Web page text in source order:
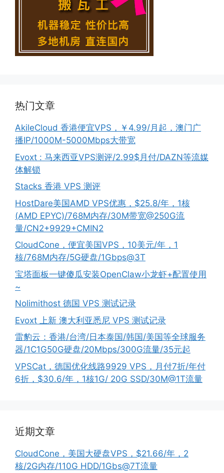
热门文章
AkileCloud 香港便宜VPS，￥4.99/月起，澳门广
播IP/1000M-5000Mbps大带宽
Evoxt : 马来西亚VPS测评/2.99$月付/DAZN等流媒
体解锁
Stacks 香港 VPS 测评
HostDare美国AMD VPS优惠，$25.8/年，1核
(AMD EPYC)/768M内存/30M带宽@250G流
量/CN2+9929+CMIN2
CloudCone，便宜美国VPS，10美元/年，1
核/768M内存/5G硬盘/1Gbps@3T
宝塔面板一键傻瓜安装OpenClaw小龙虾+配置使用
~
Nolimithost 德国 VPS 测试记录
Evoxt 上新 澳大利亚悉尼 VPS 测试记录
雷豹云：香港/台湾/日本泰国/韩国/美国等全球服务
器/1C1G50G硬盘/20Mbps/300G流量/35元起
VPSCat，德国优化线路9929 VPS，月付7折/年付
6折，$30.6/年，1核1G/ 20G SSD/30M@1T流量
近期文章
CloudCone，美国大硬盘VPS，$21.66/年，2
核/2G内存/110G HDD/1Gbs@7T流量